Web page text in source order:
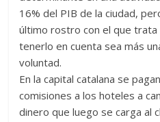
16% del PIB de la ciudad,
último rostro con el que
tenerlo en cuenta sea más
voluntad.
En la capital catalana se
comisiones a los hoteles a
dinero que luego se carga al